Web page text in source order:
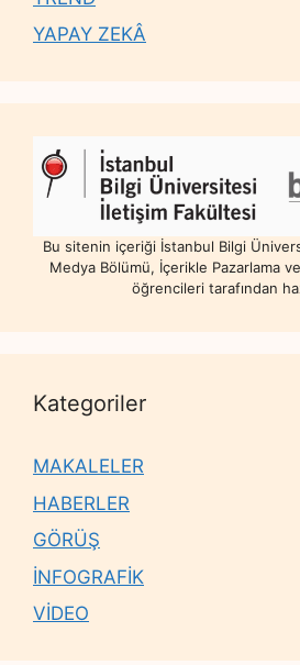
YAPAY ZEKÂ
Bu sitenin içeriği İstanbul Bilgi
Medya Bölümü, İçerikle Pazarlama
öğrencileri tarafından
Kategoriler
MAKALELER
HABERLER
GÖRÜŞ
İNFOGRAFİK
VİDEO